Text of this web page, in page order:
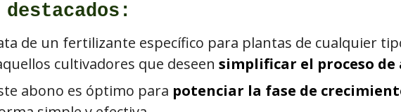
de un fertilizante específico para plantas de cualquier
cultivadores que deseen simplificar el proceso de
abono es óptimo para potenciar la fase de